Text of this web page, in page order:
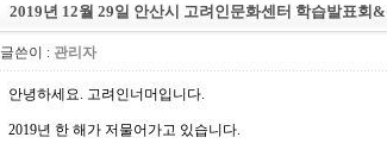
2019년 12월 29일 안산시 고려인문화센터 학습발표회
글쓴이 : 관리자
안녕하세요. 고려인너머입니다.
2019년 한 해가 저물어가고 있습니다.